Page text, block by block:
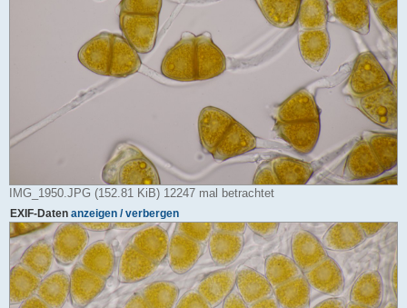
IMG_1950.JPG (152.81 KiB) 12247 mal betrachtet
EXIF-Daten anzeigen / verbergen